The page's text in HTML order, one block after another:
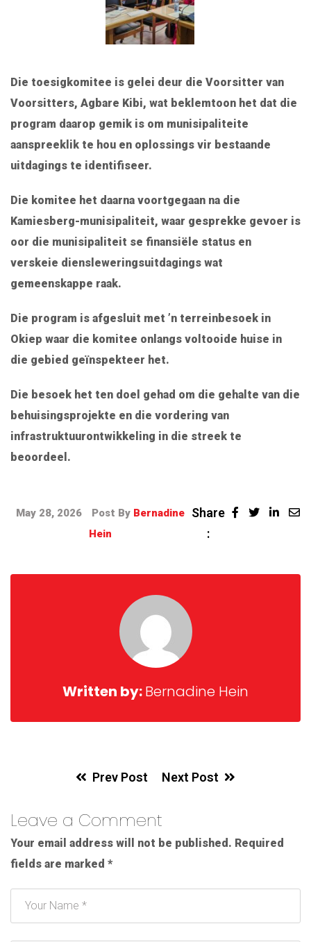
Die toesigkomitee is gelei deur die Voorsitter van
Voorsitters, Agbare Kibi, wat beklemtoon het dat die
program daarop gemik is om munisipaliteite
aanspreeklik te hou en oplossings vir bestaande
uitdagings te identifiseer.
Die komitee het daarna voortgegaan na die
Kamiesberg-munisipaliteit, waar gesprekke gevoer is
oor die munisipaliteit se finansiële status en
verskeie diensleweringsuitdagings wat
gemeenskappe raak.
Die program is afgesluit met ’n terreinbesoek in
Okiep waar die komitee onlangs voltooide huise in
die gebied geïnspekteer het.
Die besoek het ten doel gehad om die gehalte van die
behuisingsprojekte en die vordering van
infrastruktuurontwikkeling in die streek te
beoordeel.
May 28, 2026 Post By Bernadine
Hein
Share
:
Written by:Bernadine Hein
Prev Post Next Post
Leave a Comment
Your email address will not be published. Required
fields are marked *